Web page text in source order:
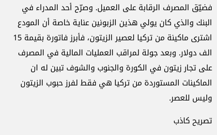
فضيّق المصرف الرقابة على العميل. وصرّح أحد المدراء في
البنك والذي كان يولي هذين الزبونين عناية خاصة أن المودع
اشترى ماكينة من تركيا لعصير الزيتون، فأبرز فاتورة بقيمة 15
الف دولار. وبعد جولة لمراقب العمليات المالية في المصرف
على تجار زيتون في الكورة والجنوب والشوف تبين له ان
الماكينات المستوردة من تركيا هي فقط لفرز حبوب الزيتون
وليس للعصر.
تصريح كاذب